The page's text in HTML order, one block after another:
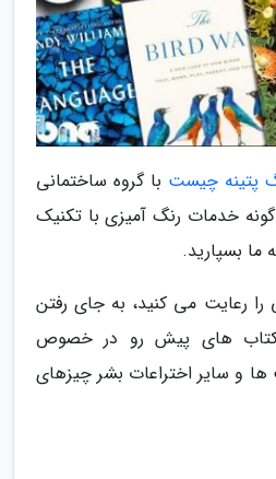
پتینه چیست با گروه ساختمانی
گونه خدمات رنگ آمیزی با تکنیک
ما بسپارید.
را رعایت می کنید، به جای رفتن
کتاب های پیش رو در خصوص
و سایر اختراعات بشر چیزهای